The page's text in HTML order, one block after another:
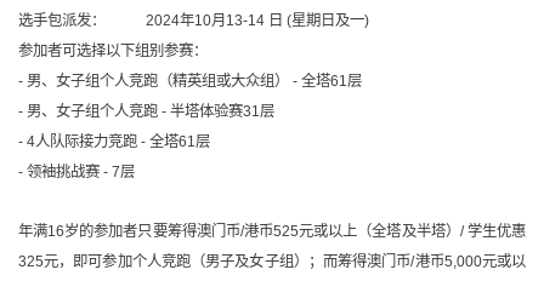
选手包派发： 2024年10月13-14 日 (星期日及一)
参加者可选择以下组别参赛：
- 男、女子组个人竞跑 （精英组或大众组 ） - 全塔61层
- 男、女子组个人竞跑 - 半塔体验赛31层
- 4人队际接力竞跑 - 全塔61层
- 领袖挑战赛 - 7层
年满16岁的参加者只要筹得澳门币/港币525元或以上（全塔及半塔）/ 学生优惠
325元，即可参加个人竞跑（男子及女子组）；而筹得澳门币/港币5,000元或以